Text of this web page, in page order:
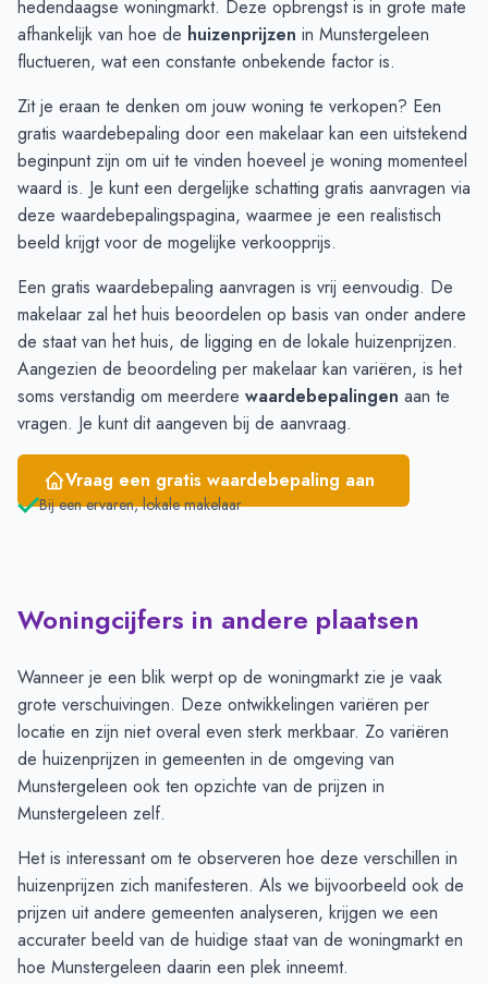
November
€ 421.650
€ 412.093
December
€ 429.368
€ 376.343
Februari
€ 367.533
€ 400.234
Maart
€ 341.850
€ 457.288
April
€ 340.333
€ 441.440
Mei
€ 357.071
€ 413.457
Juni
€ 389.571 € 388.726
hedendaagse woningmarkt. Deze opbrengst is in grote mate
afhankelijk van hoe de huizenprijzen in Munstergeleen
fluctueren, wat een constante onbekende factor is.
Zit je eraan te denken om jouw woning te verkopen? Een
gratis waardebepaling door een makelaar kan een uitstekend
beginpunt zijn om uit te vinden hoeveel je woning momenteel
waard is. Je kunt een dergelijke schatting gratis aanvragen via
deze waardebepalingspagina, waarmee je een realistisch
beeld krijgt voor de mogelijke verkoopprijs.
Een gratis waardebepaling aanvragen is vrij eenvoudig. De
makelaar zal het huis beoordelen op basis van onder andere
de staat van het huis, de ligging en de lokale huizenprijzen.
Aangezien de beoordeling per makelaar kan variëren, is het
soms verstandig om meerdere waardebepalingen aan te
vragen. Je kunt dit aangeven bij de aanvraag.
Vraag een gratis waardebepaling aan
Bij een ervaren, lokale makelaar
Woningcijfers in andere plaatsen
Wanneer je een blik werpt op de woningmarkt zie je vaak
grote verschuivingen. Deze ontwikkelingen variëren per
locatie en zijn niet overal even sterk merkbaar. Zo variëren
de huizenprijzen in gemeenten in de omgeving van
Munstergeleen ook ten opzichte van de prijzen in
Munstergeleen zelf.
Het is interessant om te observeren hoe deze verschillen in
huizenprijzen zich manifesteren. Als we bijvoorbeeld ook de
prijzen uit andere gemeenten analyseren, krijgen we een
accurater beeld van de huidige staat van de woningmarkt en
hoe Munstergeleen daarin een plek inneemt.